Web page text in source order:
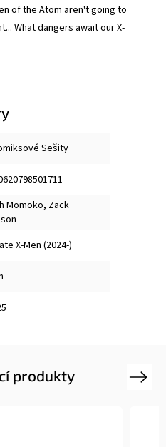
of the Atom aren't going to
What dangers await our X-
Sešity
Momoko, Zack
X-Men (2024-)
produkty Next